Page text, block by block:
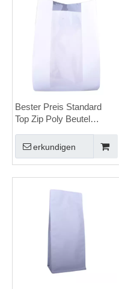
Bester Preis Standard
Top Zip Poly Beutel
Schokoladenverpackung
Pasta -Verpackung
erkundigen